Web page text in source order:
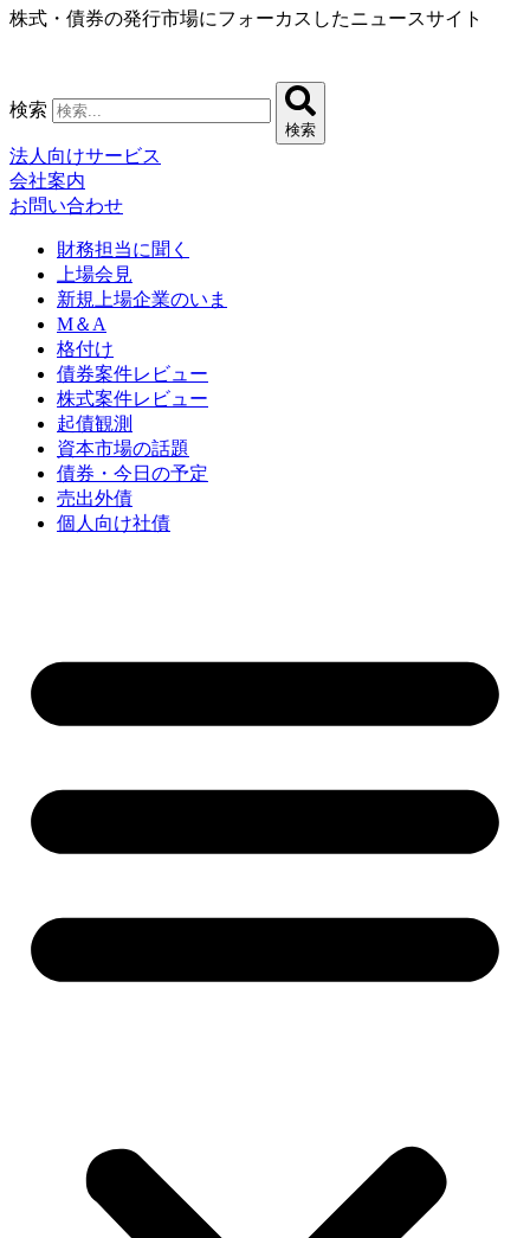
コ
ツ
に
ス
キ
ッ
株式・債券の発行市場にフォーカスしたニュースサイト
検索
検索
法人向けサービス
会社案内
お問い合わせ
財務担当に聞く
上場会見
新規上場企業のいま
M＆A
格付け
債券案件レビュー
株式案件レビュー
起債観測
資本市場の話題
債券・今日の予定
売出外債
個人向け社債